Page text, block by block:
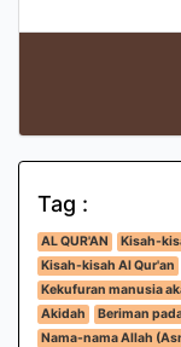
Tag :
AL QUR'AN
Kisah-
Kisah-kisah Al Qur'an
Kekufuran manusia
Akidah
Beriman
Nama-nama Allah